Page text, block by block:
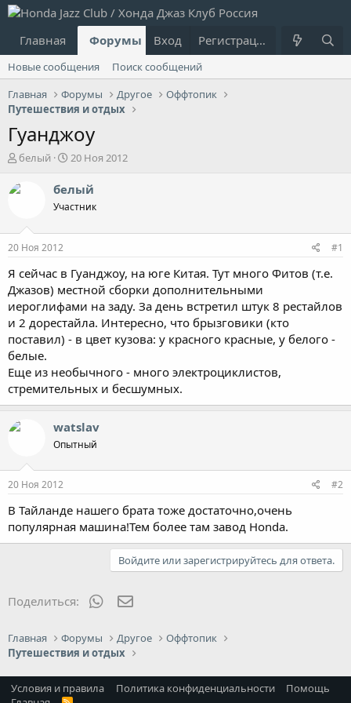
Главная Форумы Что нового?
Вход Регистрация
Новые сообщения
Поиск сообщений
Главная
Форумы Другое
Оффтопик
Путешествия и отдых
Гуанджоу
А
т
е
м
ы
белый
Д
т
н
л
20 Ноя 2012
белый
Участник
20 Ноя 2012 #1
Я сейчас в Гуанджоу, на юге Китая. Тут много Фитов (т.е.
Джазов) местной сборки дополнительными
иероглифами на заду. За день встретил штук 8 рестайлов
и 2 дорестайла. Интересно, что брызговики (кто
поставил) - в цвет кузова: у красного красные, у белого -
белые.
Еще из необычного - много электроциклистов,
стремительных и бесшумных.
watslav
Опытный
20 Ноя 2012 #2
В Тайланде нашего брата тоже достаточно,очень
популярная машина!Тем более там завод Honda.
Войдите или зарегистрируйтесь для ответа.
Поделиться: WhatsApp
Главная Форумы Другое
Оффтопик
Путешествия и отдых
Условия и правила Политика конфиденциальности
Помощь